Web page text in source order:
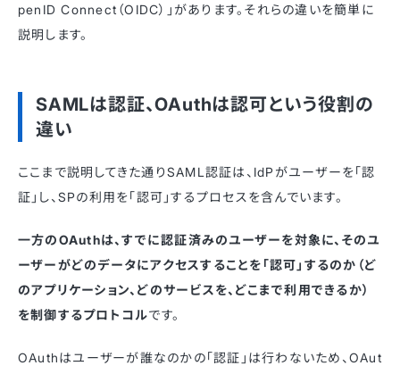
penID Connect（OIDC）」があります。それらの違いを簡単に
説明します。
SAMLは認証、OAuthは認可という役割の
違い
ここまで説明してきた通りSAML認証は、IdPがユーザーを「認
証」し、SPの利用を「認可」するプロセスを含んでいます。
一方のOAuthは、すでに認証済みのユーザーを対象に、そのユ
ーザーがどのデータにアクセスすることを「認可」するのか（ど
のアプリケーション、どのサービスを、どこまで利用できるか）
を制御するプロトコルです。
OAuthはユーザーが誰なのかの「認証」は行わないため、OAut